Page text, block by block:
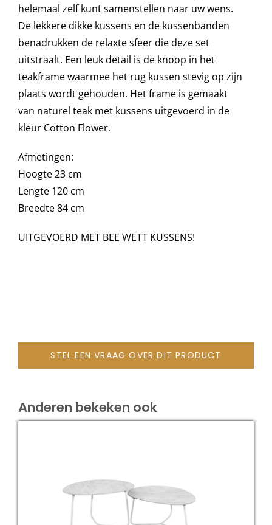
Onderhoud
Accessoires en Kado
Onze merken
helemaal zelf kunt samenstellen naar uw wens.
De lekkere dikke kussens en de kussenbanden
benadrukken de relaxte sfeer die deze set
uitstraalt. Een leuk detail is de knoop in het
teakframe waarmee het rug kussen stevig op zijn
plaats wordt gehouden. Het frame is gemaakt
van naturel teak met kussens uitgevoerd in de
kleur Cotton Flower.
Afmetingen:
Hoogte 23 cm
Lengte 120 cm
Breedte 84 cm
UITGEVOERD MET BEE WETT KUSSENS!
STEL EEN VRAAG OVER DIT PRODUCT
Anderen bekeken ook